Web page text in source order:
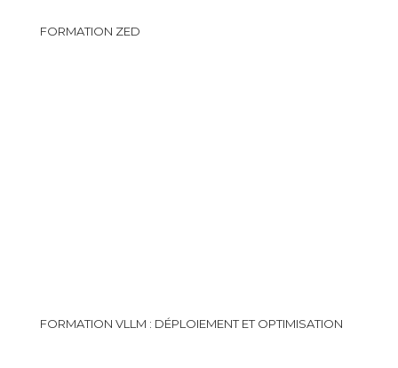
FORMATION ZED
FORMATION VLLM : DÉPLOIEMENT ET OPTIMISATION